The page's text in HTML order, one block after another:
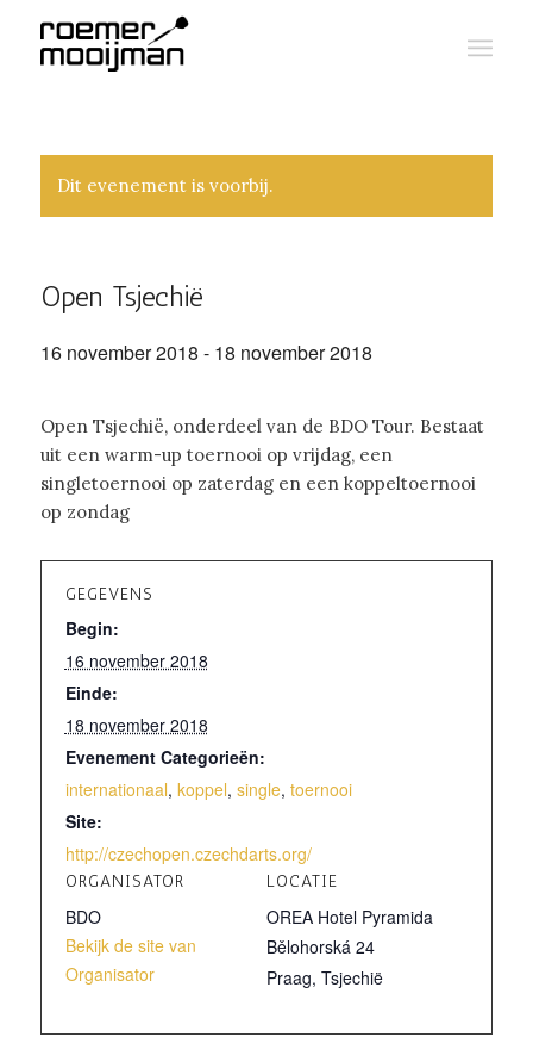
Dit evenement is voorbij.
Open Tsjechië
16 november 2018 - 18 november 2018
Open Tsjechië, onderdeel van de BDO Tour. Bestaat
uit een warm-up toernooi op vrijdag, een
singletoernooi op zaterdag en een koppeltoernooi
op zondag
GEGEVENS
Begin:
16 november 2018
Einde:
18 november 2018
Evenement Categorieën:
internationaal, koppel, single, toernooi
Site:
http://czechopen.czechdarts.org/
LOCATIE
OREA Hotel Pyramida
Bělohorská 24
Praag, Tsjechië
ORGANISATOR
BDO
Bekijk de site van
Organisator